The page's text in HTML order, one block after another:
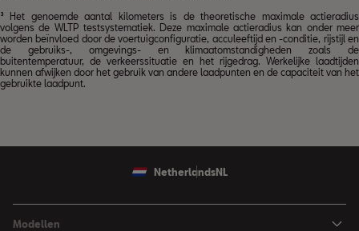
³ Het genoemde aantal kilometers is de theoretische maximale actieradius
volgens de WLTP testsystematiek. Deze maximale actieradius kan onder meer
worden beïnvloed door de voertuigconfiguratie, acculeeftijd en -conditie, rijstijl en
de gebruiks-, omgevings- en klimaatomstandigheden zoals de
buitentemperatuur, de verkeerssituatie en het rijgedrag. Werkelijke laadtijden
kunnen afwijken door het gebruik van andere laadpunten en de capaciteit van het
gebruikte laadpunt.
NetherlandsNL
Modellen